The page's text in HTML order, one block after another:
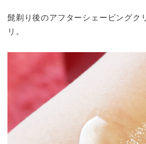
髭剃り後のアフターシェービングク
リ。